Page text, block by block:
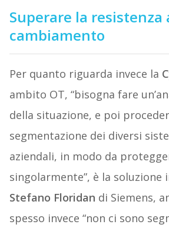
Superare la resistenza
cambiamento
Per quanto riguarda invece la
ambito OT, “bisogna fare
della situazione, e poi
segmentazione dei diversi
aziendali, in modo da
singolarmente”, è la soluzione
Stefano Floridan di Siemens,
spesso invece “non ci sono